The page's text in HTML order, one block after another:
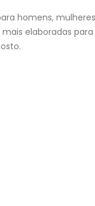
homens,
elaboradas